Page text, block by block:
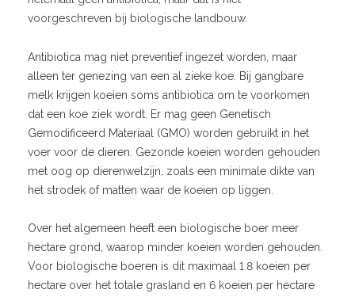
voorgeschreven bij biologische landbouw.
Antibiotica mag niet preventief ingezet worden, maar
alleen ter genezing van een al zieke koe. Bij gangbare
melk krijgen koeien soms antibiotica om te voorkomen
dat een koe ziek wordt. Er mag geen Genetisch
Gemodificeerd Materiaal (GMO) worden gebruikt in het
voer voor de dieren. Gezonde koeien worden gehouden
met oog op dierenwelzijn, zoals een minimale dikte van
het strodek of matten waar de koeien op liggen.
Over het algemeen heeft een biologische boer meer
hectare grond, waarop minder koeien worden gehouden.
Voor biologische boeren is dit maximaal 1.8 koeien per
hectare over het totale grasland en 6 koeien per hectare